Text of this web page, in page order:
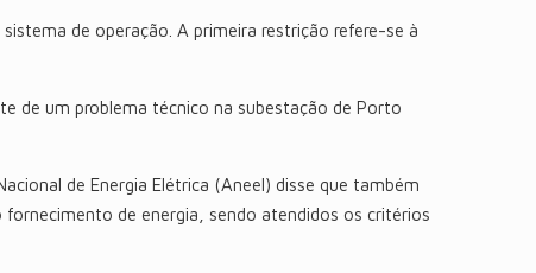
de operação. A primeira restrição refere-se à
de um problema técnico na subestação de Porto
de Energia Elétrica (Aneel) disse que também
de energia, sendo atendidos os critérios